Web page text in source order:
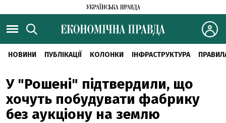
НОВИНИ ПУБЛІКАЦІЇ КОЛОНКИ ІНФРАСТРУКТУРА
У "Рошені" підтвердили, що
хочуть побудувати фабрику
без аукціону на землю